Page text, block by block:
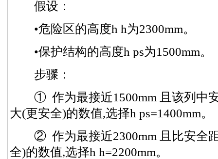
假设：
•危险区的高度h h为2300mm。
•保护结构的高度h ps为1500mm。
步骤：
① 作为最接近1500mm 且该列中安
大(更安全)的数值,选择h ps=1400mm。
② 作为最接近2300mm 且比安全距
全)的数值,选择h h=2200mm。